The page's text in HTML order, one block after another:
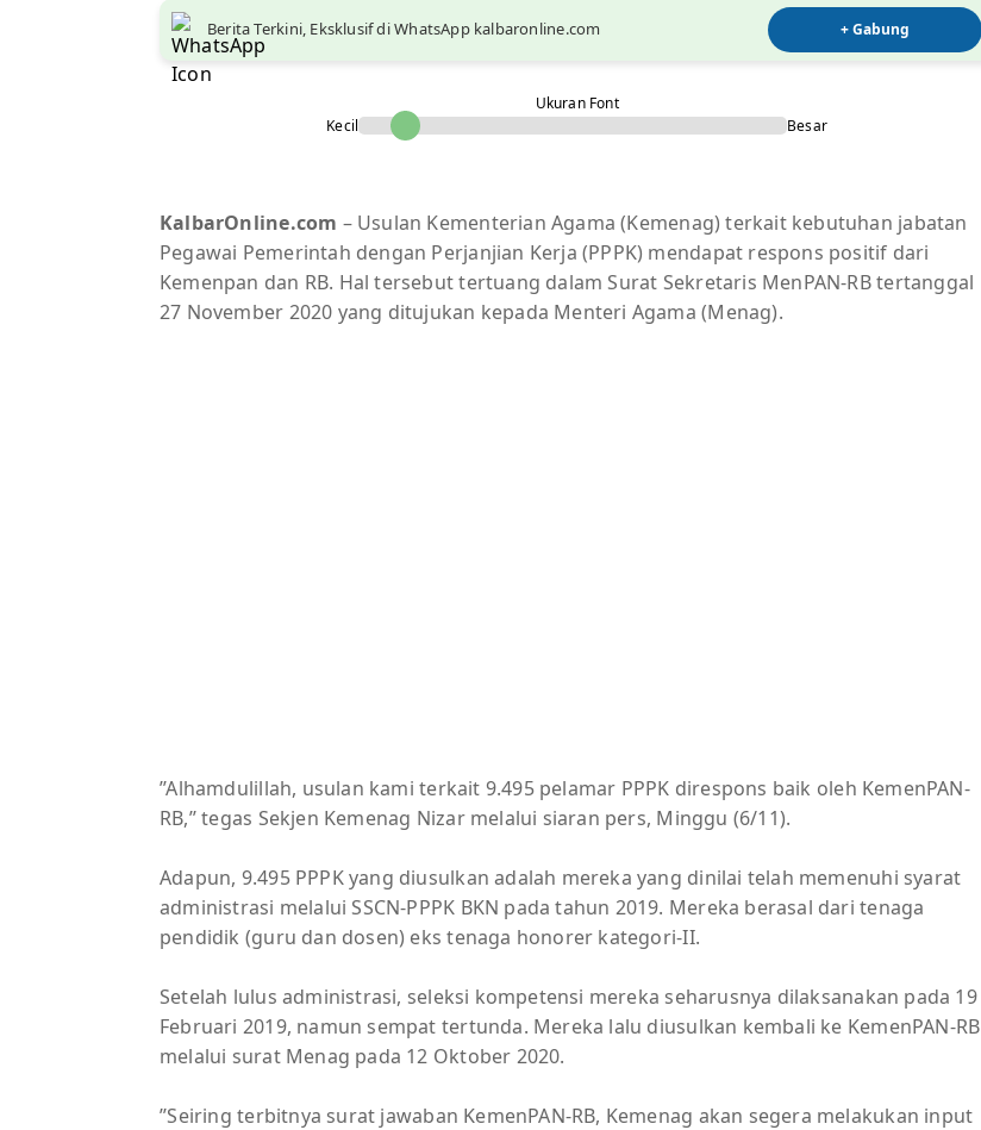
Berita Terkini, Eksklusif di WhatsApp kalbaronline.com + Gabung
Ukuran Font
Kecil
Besar
KalbarOnline.com – Usulan Kementerian Agama (Kemenag) terkait kebutuhan jabatan
Pegawai Pemerintah dengan Perjanjian Kerja (PPPK) mendapat respons positif dari
Kemenpan dan RB. Hal tersebut tertuang dalam Surat Sekretaris MenPAN-RB tertanggal
27 November 2020 yang ditujukan kepada Menteri Agama (Menag).
’’Alhamdulillah, usulan kami terkait 9.495 pelamar PPPK direspons baik oleh KemenPAN-
RB,’’ tegas Sekjen Kemenag Nizar melalui siaran pers, Minggu (6/11).
Adapun, 9.495 PPPK yang diusulkan adalah mereka yang dinilai telah memenuhi syarat
administrasi melalui SSCN-PPPK BKN pada tahun 2019. Mereka berasal dari tenaga
pendidik (guru dan dosen) eks tenaga honorer kategori-II.
Setelah lulus administrasi, seleksi kompetensi mereka seharusnya dilaksanakan pada 19
Februari 2019, namun sempat tertunda. Mereka lalu diusulkan kembali ke KemenPAN-RB
melalui surat Menag pada 12 Oktober 2020.
’’Seiring terbitnya surat jawaban KemenPAN-RB, Kemenag akan segera melakukan input